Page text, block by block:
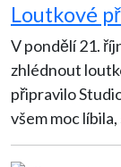
Loutkové
V pondělí 21.
zhlédnout
připravilo
všem moc